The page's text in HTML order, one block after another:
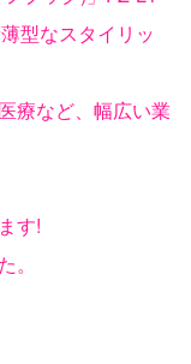
型なスタイリッ
療など、幅広い業
す!
。